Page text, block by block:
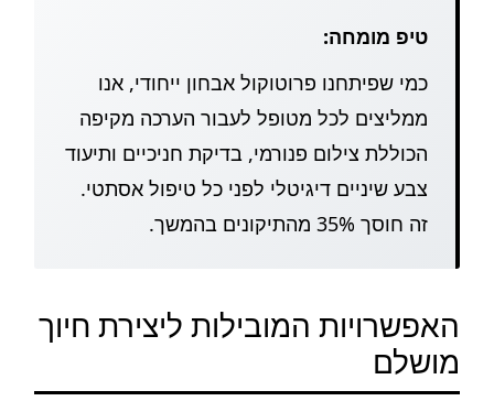
טיפ מומחה:
כמי שפיתחנו פרוטוקול אבחון ייחודי, אנו
ממליצים לכל מטופל לעבור הערכה מקיפה
הכוללת צילום פנורמי, בדיקת חניכיים ותיעוד
צבע שיניים דיגיטלי לפני כל טיפול אסתטי.
זה חוסך 35% מהתיקונים בהמשך.
האפשרויות המובילות ליצירת חיוך
מושלם